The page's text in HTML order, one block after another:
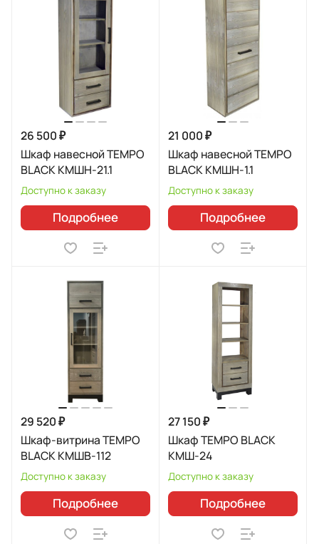
26 500 ₽
Шкаф навесной TEMPO
BLACK КМШН-21.1
Доступно к заказу
Подробнее
21 000 ₽
Шкаф навесной TEMPO
BLACK КМШН-1.1
Доступно к заказу
Подробнее
29 520 ₽
Шкаф-витрина TEMPO
BLACK КМШВ-112
Доступно к заказу
Подробнее
27 150 ₽
Шкаф TEMPO BLACK
КМШ-24
Доступно к заказу
Подробнее